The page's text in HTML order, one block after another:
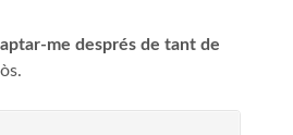
me després de tant de